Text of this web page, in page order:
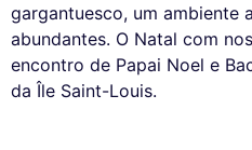
gargantuesco, um ambiente
abundantes. O Natal com
encontro de Papai Noel e
da Île Saint-Louis.